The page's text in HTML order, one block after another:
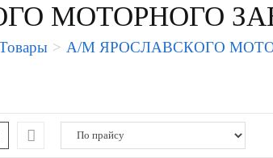
МОТОРНОГО
> А/М ЯРОСЛАВСКОГО